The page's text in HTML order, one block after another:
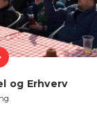
og Erhverv